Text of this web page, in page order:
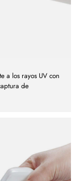
a los rayos UV con
de